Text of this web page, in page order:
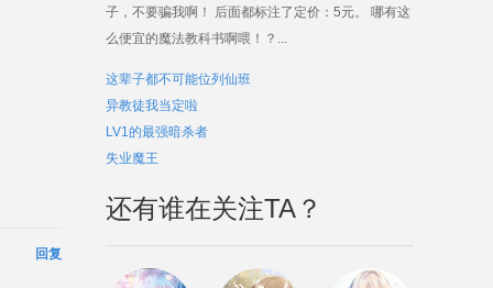
回复
子，不要骗我啊！ 后面都标注了定价：5元。 哪有这
么便宜的魔法教科书啊喂！？...
这辈子都不可能位列仙班
异教徒我当定啦
LV1的最强暗杀者
失业魔王
还有谁在关注TA？